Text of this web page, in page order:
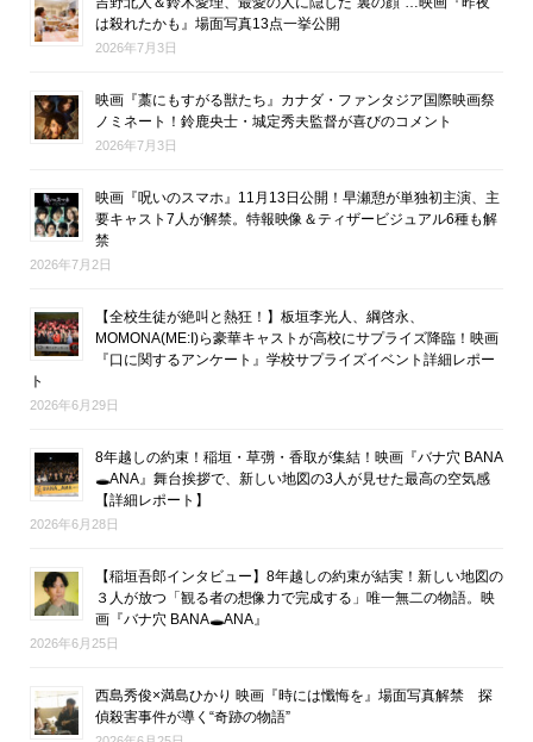
は殺れたかも』場面写真13点一挙公開
2026年7月3日
映画『藁にもすがる獣たち』カナダ・ファンタジア国際映画祭
ノミネート！鈴鹿央士・城定秀夫監督が喜びのコメント
2026年7月3日
映画『呪いのスマホ』11月13日公開！早瀬憩が単独初主演、主
要キャスト7人が解禁。特報映像＆ティザービジュアル6種も解
禁
2026年7月2日
【全校生徒が絶叫と熱狂！】板垣李光人、綱啓永、
MOMONA(ME:I)ら豪華キャストが高校にサプライズ降臨！映画
『口に関するアンケート』学校サプライズイベント詳細レポー
ト
2026年6月29日
8年越しの約束！稲垣・草彅・香取が集結！映画『バナ穴 BANA
🕳ANA』舞台挨拶で、新しい地図の3人が見せた最高の空気感
【詳細レポート】
2026年6月28日
【稲垣吾郎インタビュー】8年越しの約束が結実！新しい地図の
３人が放つ「観る者の想像力で完成する」唯一無二の物語。映
画『バナ穴 BANA🕳ANA』
2026年6月25日
西島秀俊×満島ひかり 映画『時には懺悔を』場面写真解禁 探
偵殺害事件が導く“奇跡の物語”